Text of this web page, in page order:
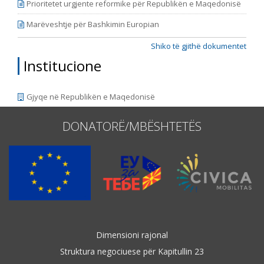
Prioritetet urgjente reformike për Republikën e Maqedonisë
Marëveshtje për Bashkimin Europian
Shiko të gjithë dokumentet
Institucione
Gjyqe në Republikën e Maqedonisë
DONATORË/MBËSHTETËS
Dimensioni rajonal
Struktura negociuese për Kapitullin 23